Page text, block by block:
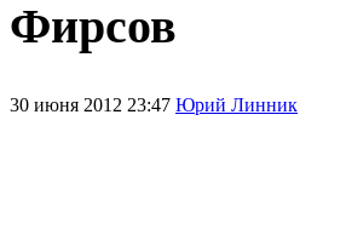
Фирсов
30 июня 2012 23:47 Юрий Линник